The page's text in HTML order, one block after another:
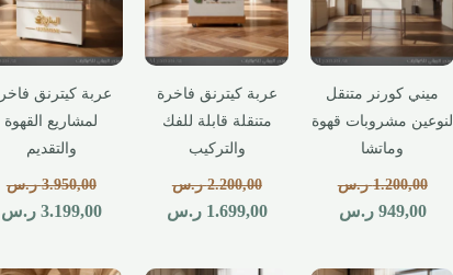
ميني كورنر متنقل
لنوعين مشروبات قهوة
وماتشا
1.200,00 ر.س
949,00 ر.س
عربة كيترنق فاخرة
متنقلة قابلة للفك
والتركيب
2.200,00 ر.س
1.699,00 ر.س
عربة كيترنق
لمشاريع القهوة
والتقديم
3.950,00 ر.س
3.199,00 ر.س